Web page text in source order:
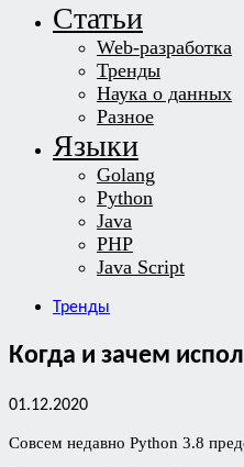
Статьи
Web-разработка
Тренды
Наука о данных
Разное
Языки
Golang
Python
Java
PHP
Java Script
Тренды
Когда и зачем
01.12.2020
Совсем недавно Python 3.8